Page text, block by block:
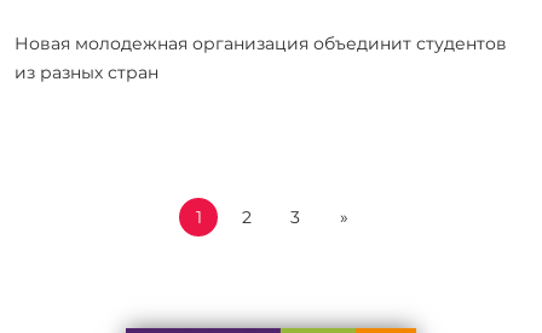
Новая молодежная организация объединит студентов
из разных стран
1 2 3 »